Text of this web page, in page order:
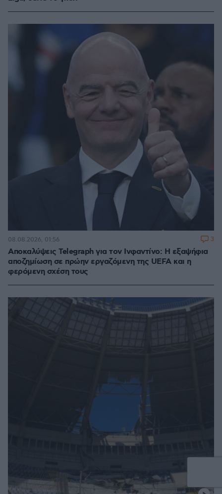
Αποκαλύψεις Telegraph για τον Ινφαντίνο: Η εξαψήφια
αποζημίωση σε πρώην εργαζόμενη της UEFA και η
φερόμενη σχέση τους
08.08.2026, 01:56 3